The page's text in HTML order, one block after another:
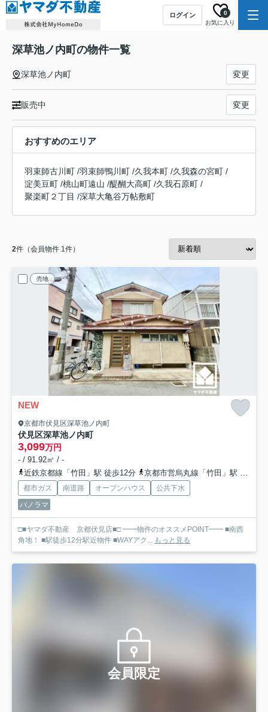
ログイン
お気に入り
0
深草池ノ内町の物件一覧
深草池ノ内町 変更
販売中 変更
おすすめのエリア
羽束師古川町 /羽束師鴨川町 /久我本町 /久我森の宮町 /
淀美豆町 /桃山町遠山 /醍醐大高町 /久我石原町 /
聚楽町２丁目 /深草大亀谷万帖敷町
2件（会員物件 1件）
売地
NEW
京都市伏見区深草池ノ内町
伏見区深草池ノ内町
3,099万円
- / 91.92㎡ / -
近鉄京都線「竹田」駅 徒歩12分
京都市営烏丸線「竹田」駅 徒歩12分
都市ガス 南道路 オープンハウス
公共下水
パノラマ
□■ヤマダ不動産 京都伏見店■□ ━━物件のオススメPOINT━━ ■南西
角地！ ■駅徒歩12分駅近物件 ■WAYアク... もっと見る
会員限定